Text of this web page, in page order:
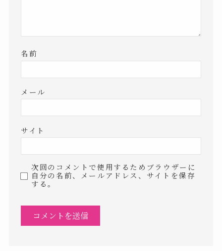
名前
メール
サイト
次回のコメントで使用するためブラウザーに
自分の名前、メールアドレス、サイトを保存
する。